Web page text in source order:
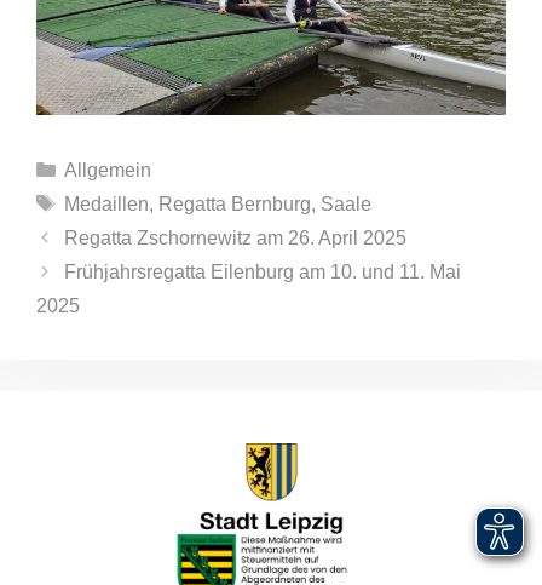
Kategorien
Allgemein
Schlagwörter
Medaillen, Regatta Bernburg, Saale
Regatta Zschornewitz am 26. April 2025
Frühjahrsregatta Eilenburg am 10. und 11. Mai
2025